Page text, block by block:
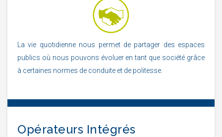
La vie quotidienne nous permet de partager des espaces
publics où nous pouvons évoluer en tant que société grâce
à certaines normes de conduite et de politesse.
Opérateurs Intégrés